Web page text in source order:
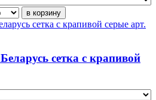
сетка с крапивой